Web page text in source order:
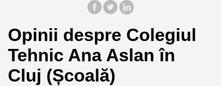
Opinii despre Colegiul
Tehnic Ana Aslan în
Cluj (Școală)